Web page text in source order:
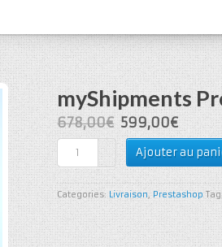
myShipments
678,00€ 599,00€
Ajouter au
Categories: Livraison,Prestashop